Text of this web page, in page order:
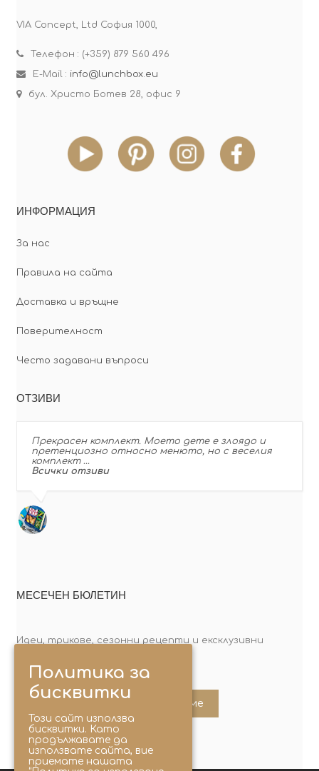
VIA Concept, Ltd София 1000,
Телефон : (+359) 879 560 496
E-Mail : info@lunchbox.eu
бул. Христо Ботев 28, офис 9
ИНФОРМАЦИЯ
За нас
Правила на сайта
Доставка и връщне
Поверителност
Често задавани въпроси
ОТЗИВИ
Прекрасен комплект. Моето дете е злоядо и
претенциозно относно менюто, но с веселия
комплект …
Всички отзиви
МЕСЕЧЕН БЮЛЕТИН
Идеи, трикове, сезонни рецепти и ексклузивни
Абонирайте ме
Политика за
бисквитки
Този сайт използва
бисквитки. Като
продължавате да
използвате сайта, вие
приемате нашата